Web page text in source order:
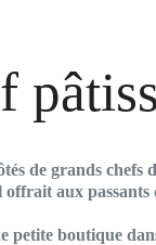
de grands chefs
offrait aux
boutique